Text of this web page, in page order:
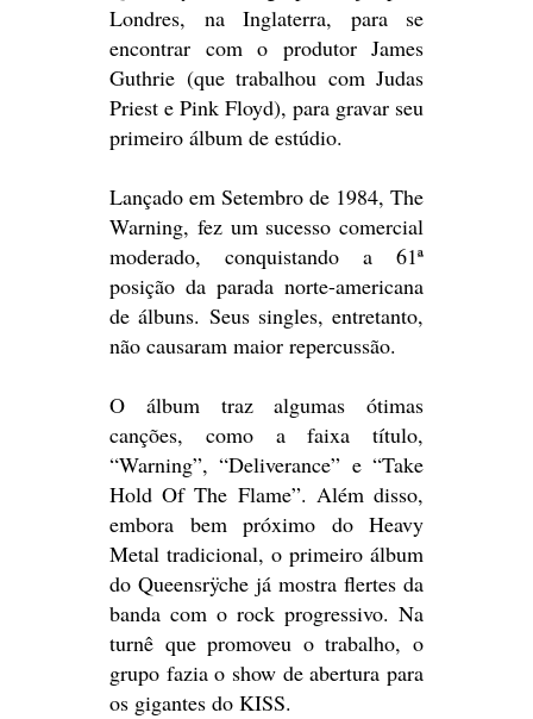
Londres, na Inglaterra, para se
encontrar com o produtor James
Guthrie (que trabalhou com Judas
Priest e Pink Floyd), para gravar seu
primeiro álbum de estúdio.
Lançado em Setembro de 1984, The
Warning, fez um sucesso comercial
moderado, conquistando a 61ª
posição da parada norte-americana
de álbuns. Seus singles, entretanto,
não causaram maior repercussão.
O álbum traz algumas ótimas
canções, como a faixa título,
“Warning”, “Deliverance” e “Take
Hold Of The Flame”. Além disso,
embora bem próximo do Heavy
Metal tradicional, o primeiro álbum
do Queensrÿche já mostra flertes da
banda com o rock progressivo. Na
turnê que promoveu o trabalho, o
grupo fazia o show de abertura para
os gigantes do KISS.